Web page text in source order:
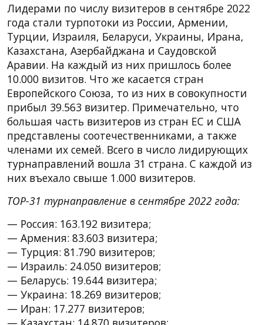
Лидерами по числу визитеров в сентябре 2022
года стали турпотоки из России, Армении,
Турции, Израиля, Беларуси, Украины, Ирана,
Казахстана, Азербайджана и Саудовской
Аравии. На каждый из них пришлось более
10.000 визитов. Что же касается стран
Европейского Союза, то из них в совокупности
прибыл 39.563 визитер. Примечательно, что
большая часть визитеров из стран ЕС и США
представлены соотечественниками, а также
членами их семей. Всего в число лидирующих
турнаправлений вошла 31 страна. С каждой из
них въехало свыше 1.000 визитеров.
TOP-31 турнаправление в сентябре 2022 года:
— Россия: 163.192 визитера;
— Армения: 83.603 визитера;
— Турция: 81.790 визитеров;
— Израиль: 24.050 визитеров;
— Беларусь: 19.644 визитера;
— Украина: 18.269 визитеров;
— Иран: 17.277 визитеров;